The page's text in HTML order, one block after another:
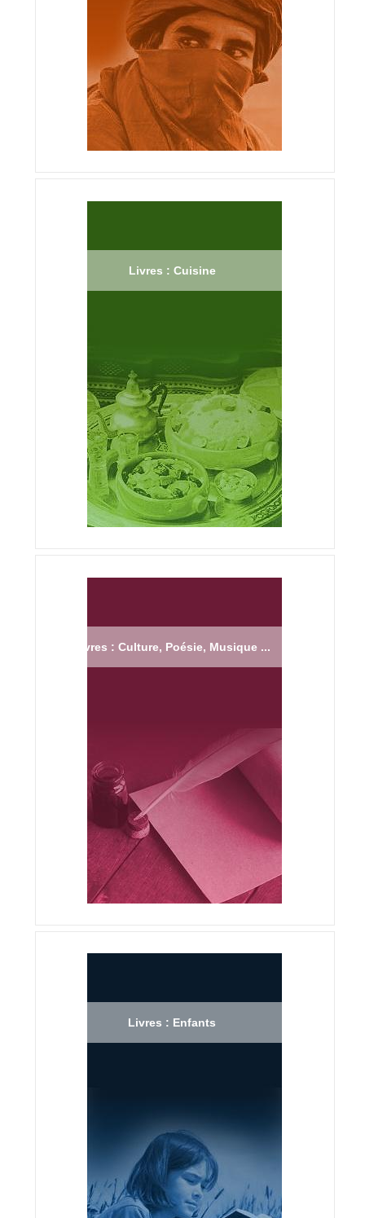
Livres : Cuisine
Livres : Culture, Poésie, Musique ...
Livres : Enfants